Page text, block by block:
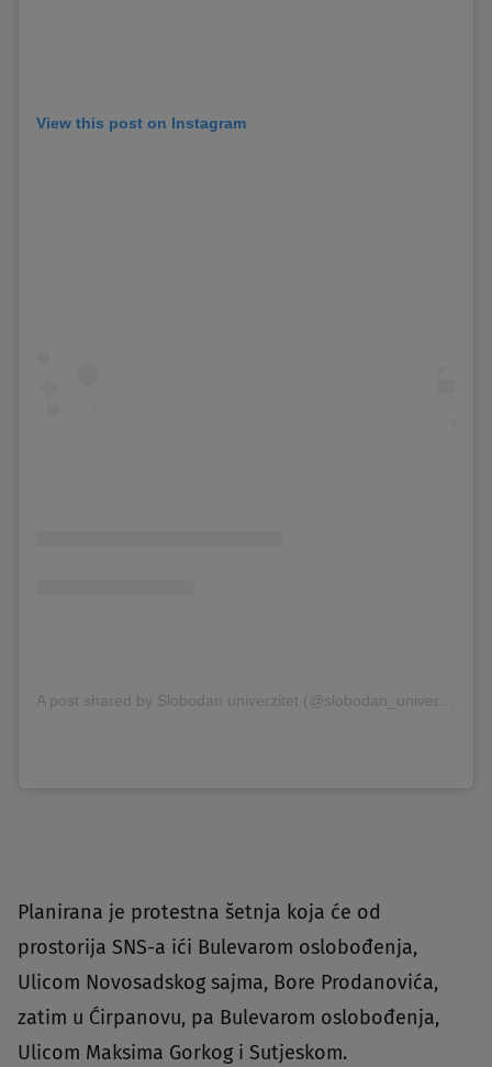
View this post on Instagram
A post shared by Slobodan univerzitet (@slobodan_univerzitet_ns)
Planirana je protestna šetnja koja će od
prostorija SNS-a ići Bulevarom oslobođenja,
Ulicom Novosadskog sajma, Bore Prodanovića,
zatim u Ćirpanovu, pa Bulevarom oslobođenja,
Ulicom Maksima Gorkog i Sutjeskom.